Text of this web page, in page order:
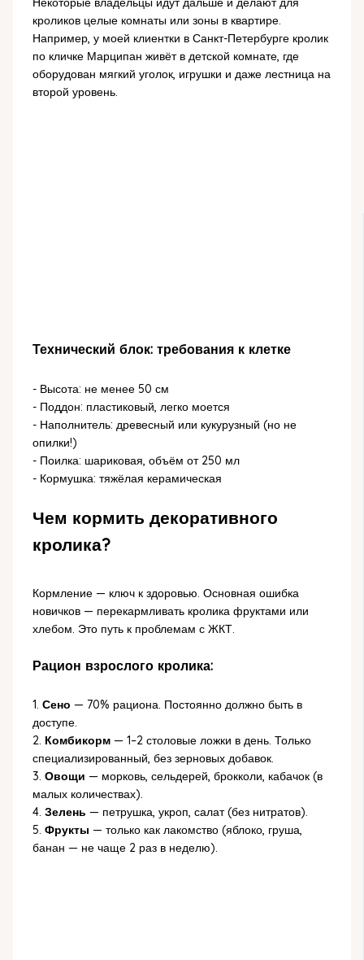
кроликов целые комнаты или зоны в квартире.
Например, у моей клиентки в Санкт-Петербурге кролик
по кличке Марципан живёт в детской комнате, где
оборудован мягкий уголок, игрушки и даже лестница на
второй уровень.
Технический блок: требования к клетке
- Высота: не менее 50 см
- Поддон: пластиковый, легко моется
- Наполнитель: древесный или кукурузный (но не
опилки!)
- Поилка: шариковая, объём от 250 мл
- Кормушка: тяжёлая керамическая
Чем кормить декоративного
кролика?
Кормление — ключ к здоровью. Основная ошибка
новичков — перекармливать кролика фруктами или
хлебом. Это путь к проблемам с ЖКТ.
Рацион взрослого кролика:
1. Сено — 70% рациона. Постоянно должно быть в
доступе.
2. Комбикорм— 1–2 столовые ложки в день. Только
специализированный, без зерновых добавок.
3. Овощи — морковь, сельдерей, брокколи, кабачок (в
малых количествах).
4. Зелень — петрушка, укроп, салат (без нитратов).
5. Фрукты — только как лакомство (яблоко, груша,
банан — не чаще 2 раз в неделю).